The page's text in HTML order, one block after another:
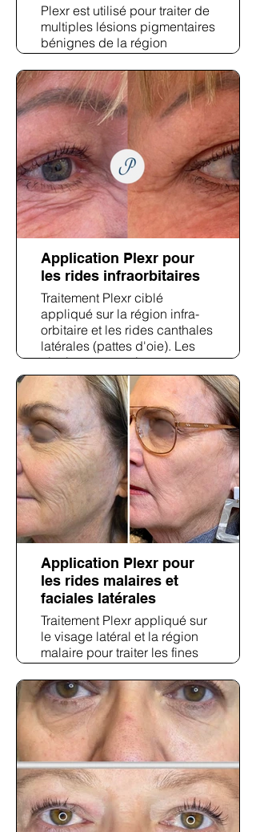
Plexr est utilisé pour traiter de
multiples lésions pigmentaires
bénignes de la région
temporale du cuir chevelu.
L'image post-traitement
montre une réduction de la
pigmentation sans cicatrice
visible.
Application Plexr pour
les rides infraorbitaires
Traitement Plexr ciblé
appliqué sur la région infra-
orbitaire et les rides canthales
latérales (pattes d'oie). Les
résultats post-traitement
révèlent un atténuation
significative des rides
statiques et une amélioration
du grain de peau sous et
autour de l'œil.
Application Plexr pour
les rides malaires et
faciales latérales
Traitement Plexr appliqué sur
le visage latéral et la région
malaire pour traiter les fines
rides statiques et le
relâchement cutané général.
Les résultats post-traitement
montrent un contour des joues
plus lisse et un
adoucissement significatif des
rides périorbitaires et
nasojugales.